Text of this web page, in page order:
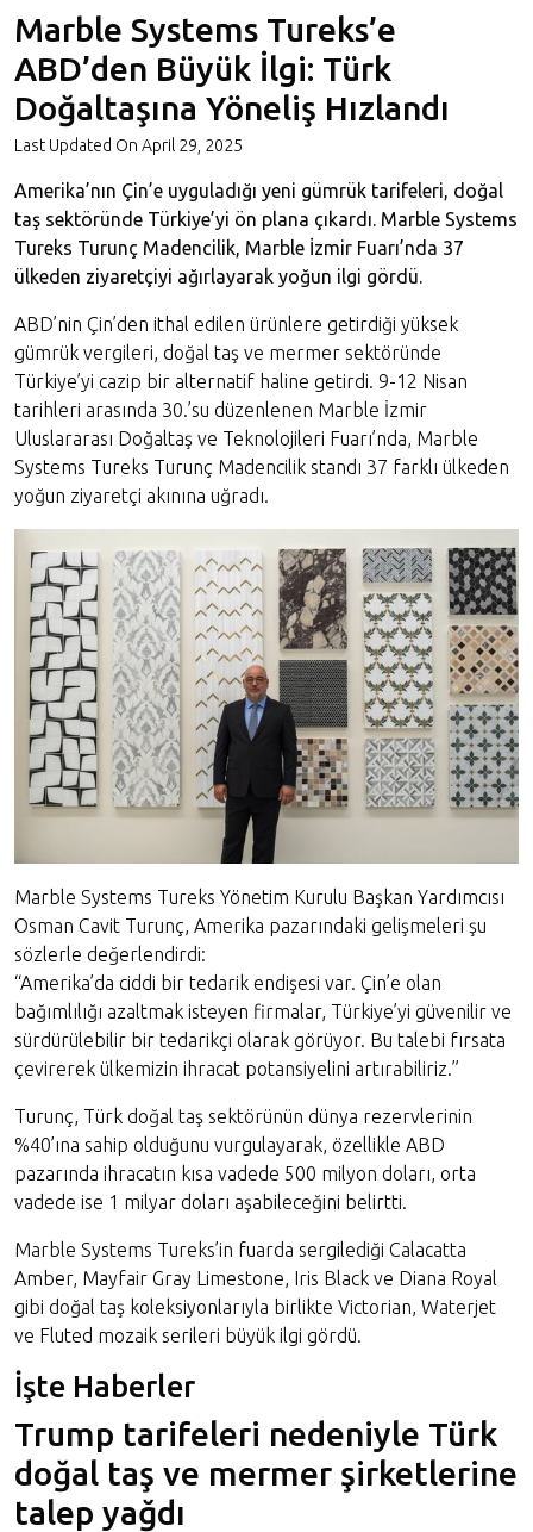
Marble Systems Tureks’e
ABD’den Büyük İlgi: Türk
Doğaltaşına Yöneliş Hızlandı
Last Updated On April 29, 2025
Amerika’nın Çin’e uyguladığı yeni gümrük tarifeleri, doğal
taş sektöründe Türkiye’yi ön plana çıkardı. Marble Systems
Tureks Turunç Madencilik, Marble İzmir Fuarı’nda 37
ülkeden ziyaretçiyi ağırlayarak yoğun ilgi gördü.
ABD’nin Çin’den ithal edilen ürünlere getirdiği yüksek
gümrük vergileri, doğal taş ve mermer sektöründe
Türkiye’yi cazip bir alternatif haline getirdi. 9-12 Nisan
tarihleri arasında 30.’su düzenlenen Marble İzmir
Uluslararası Doğaltaş ve Teknolojileri Fuarı’nda, Marble
Systems Tureks Turunç Madencilik standı 37 farklı ülkeden
yoğun ziyaretçi akınına uğradı.
Marble Systems Tureks Yönetim Kurulu Başkan Yardımcısı
Osman Cavit Turunç, Amerika pazarındaki gelişmeleri şu
sözlerle değerlendirdi:
“Amerika’da ciddi bir tedarik endişesi var. Çin’e olan
bağımlılığı azaltmak isteyen firmalar, Türkiye’yi güvenilir ve
sürdürülebilir bir tedarikçi olarak görüyor. Bu talebi fırsata
çevirerek ülkemizin ihracat potansiyelini artırabiliriz.”
Turunç, Türk doğal taş sektörünün dünya rezervlerinin
%40’ına sahip olduğunu vurgulayarak, özellikle ABD
pazarında ihracatın kısa vadede 500 milyon doları, orta
vadede ise 1 milyar doları aşabileceğini belirtti.
Marble Systems Tureks’in fuarda sergilediği Calacatta
Amber, Mayfair Gray Limestone, Iris Black ve Diana Royal
gibi doğal taş koleksiyonlarıyla birlikte Victorian, Waterjet
ve Fluted mozaik serileri büyük ilgi gördü.
İşte Haberler
Trump tarifeleri nedeniyle Türk
doğal taş ve mermer şirketlerine
talep yağdı